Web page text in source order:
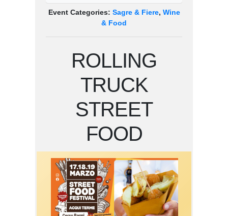
Event Categories: Sagre & Fiere, Wine
& Food
ROLLING
TRUCK
STREET
FOOD